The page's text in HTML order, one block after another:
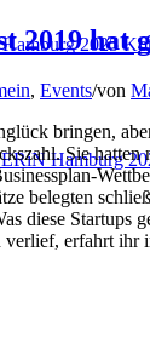
2025
Hamburg
2019 hat
, Events/von
bringen,
Sie hatten
belegten
diese Startups
verlief, erfahrt ihr